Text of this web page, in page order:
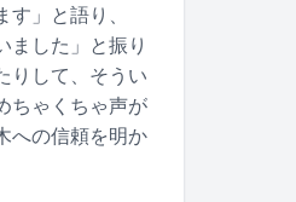
」と語り、
ました」と振り
りして、そうい
ちゃくちゃ声が
への信頼を明か